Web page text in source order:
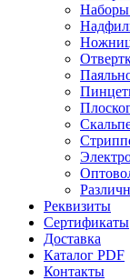
Наборы
Реквизиты
Сертификаты
Доставка
Каталог PDF
Контакты